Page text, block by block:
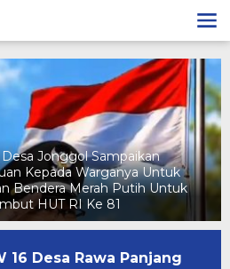
Jonggol Sampaikan
Kepada Warganya Untuk
Bendera Merah Putih Untuk
HUT RI Ke 81
16 Desa Rawa Panjang